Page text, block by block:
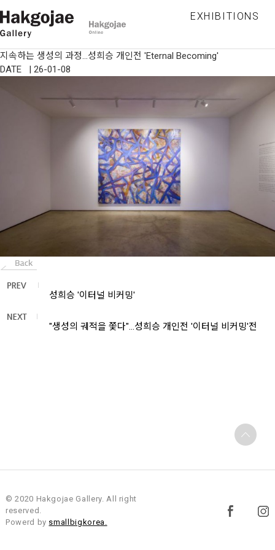
EXHIBITIONS
지속하는 생성의 과정…성희승 개인전 'Eternal Becoming'
DATE | 26-01-08
성희승 '이터널 비커밍'
"생성의 궤적을 쫓다"…성희승 개인전 '이터널 비커밍'전
© 2020 Hakgojae Gallery. All right
reserved.
Powerd by smallbigkorea.